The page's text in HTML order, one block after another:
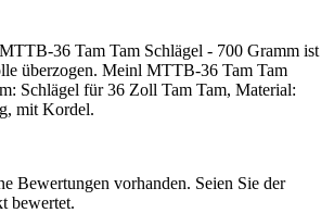
36 Tam Tam Schlägel - 700 Gramm ist
überzogen. Meinl MTTB-36 Tam Tam
Schlägel für 36 Zoll Tam Tam, Material:
mit Kordel.
Bewertungen vorhanden. Seien Sie der
bewertet.